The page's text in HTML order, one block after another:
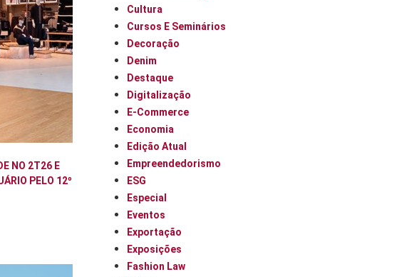
NO 2T26 E
PELO 12º
Cultura
Cursos E Seminários
Decoração
Denim
Destaque
Digitalização
E-Commerce
Economia
Edição Atual
Empreendedorismo
ESG
Especial
Eventos
Exportação
Exposições
Fashion Law